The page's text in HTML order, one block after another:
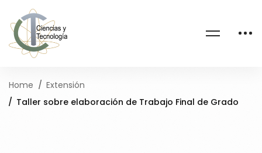
Home
Extensión
Taller sobre elaboración de Trabajo Final de Grado